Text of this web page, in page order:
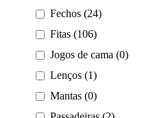
Fechos (24)
Fitas (106)
Jogos de cama (0)
Lenços (1)
Mantas (0)